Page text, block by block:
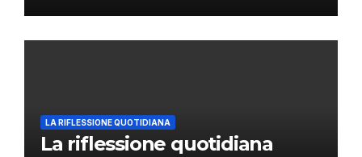
LA RIFLESSIONE QUOTIDIANA
La riflessione quotidiana